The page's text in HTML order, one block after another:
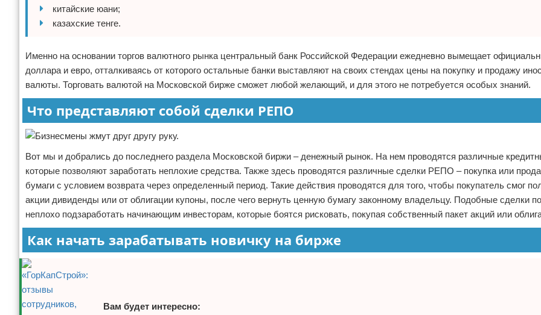
китайские юани;
казахские тенге.
Именно на основании торгов валютного рынка центральный банк Российской Федерации ежедневно вымещает
доллара и евро, отталкиваясь от которого остальные банки выставляют на своих стендах цены на покупку и продажу
валюты. Торговать валютой на Московской бирже сможет любой желающий, и для этого не потребуется особых знаний.
Что представляют собой сделки РЕПО
Вот мы и добрались до последнего раздела Московской биржи – денежный рынок. На нем проводятся различные
которые позволяют заработать неплохие средства. Также здесь проводятся различные сделки РЕПО – покупка или
бумаги с условием возврата через определенный период. Такие действия проводятся для того, чтобы покупатель смог
акции дивиденды или от облигации купоны, после чего вернуть ценную бумагу законному владельцу. Подобные сделки
неплохо подзаработать начинающим инвесторам, которые боятся рисковать, покупая собственный пакет акций или
Как начать зарабатывать новичку на бирже
Вам будет интересно: